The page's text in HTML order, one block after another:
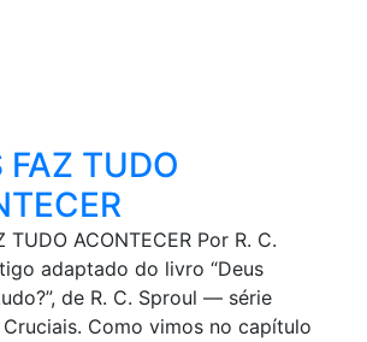
FAZ TUDO
TUDO ACONTECER Por R. C.
adaptado do livro “Deus
de R. C. Sproul — série
Cruciais. Como vimos no capítulo